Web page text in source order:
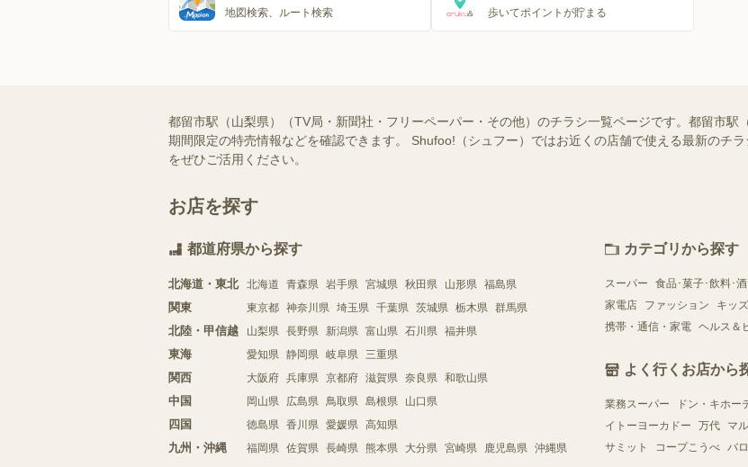
地図検索、ルート検索
歩いてポイントが貯まる
都留市駅（山梨県）（TV局・新聞社・フリーペーパー・その他）のチラシ一覧ページです。都留市駅
期間限定の特売情報などを確認できます。 Shufoo!（シュフー）ではお近くの店舗で使える最新のチ
をぜひご活用ください。
お店を探す
都道府県から探す
北海道・東北 北海道 青森県 岩手県 宮城県 秋田県 山形県 福島県
関東 東京都 神奈川県 埼玉県 千葉県 茨城県 栃木県 群馬県
北陸・甲信越 山梨県 長野県 新潟県 富山県 石川県 福井県
東海 愛知県 静岡県 岐阜県 三重県
関西 大阪府 兵庫県 京都府 滋賀県 奈良県 和歌山県
中国 岡山県 広島県 鳥取県 島根県 山口県
四国 徳島県 香川県 愛媛県 高知県
九州・沖縄 福岡県 佐賀県 長崎県 熊本県 大分県 宮崎県 鹿児島県 沖縄県
カテゴリから探す
スーパー 食品･菓子･飲料･
家電店
ファッション キッ
携帯・通信・家電 ヘルス＆
よく行くお店から
業務スーパー ドン・キホー
イトーヨーカドー
万代 マ
サミット
コープこうべ バ